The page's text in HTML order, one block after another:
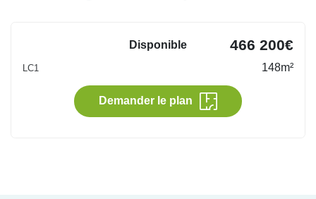
Disponible 466 200€
LC1 148m²
Demander le plan